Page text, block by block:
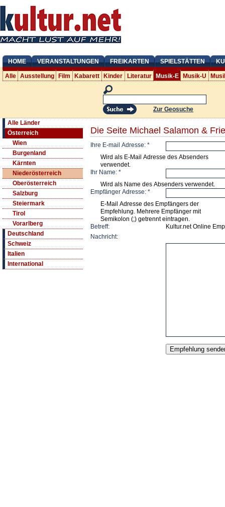
HOME VERANSTALTUNGEN FREIKARTEN SPIELSTÄTTEN
Alle Ausstellung Film Kabarett Kinder Literatur Musik-E Musik-U
Zur Geosuche
Alle Länder
Österreich
Wien
Burgenland
Kärnten
Niederösterreich
Oberösterreich
Salzburg
Steiermark
Tirol
Vorarlberg
Deutschland
Schweiz
Italien
International
Die Seite Michael Salamon &
Ihre E-mail Adresse: *
Wird als E-Mail Adresse des Absenders
verwendet.
Ihr Name: *
Wird als Name des Absenders verwendet.
Empfänger Adresse: *
E-Mail Adresse des Empfängers der
Empfehlung. Mehrere Empfänger mit
Semikolon (;) getrennt eintragen.
Betreff:
Kultur.net Online
Nachricht: